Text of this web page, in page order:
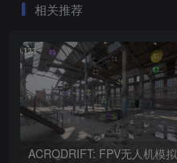
相关推荐